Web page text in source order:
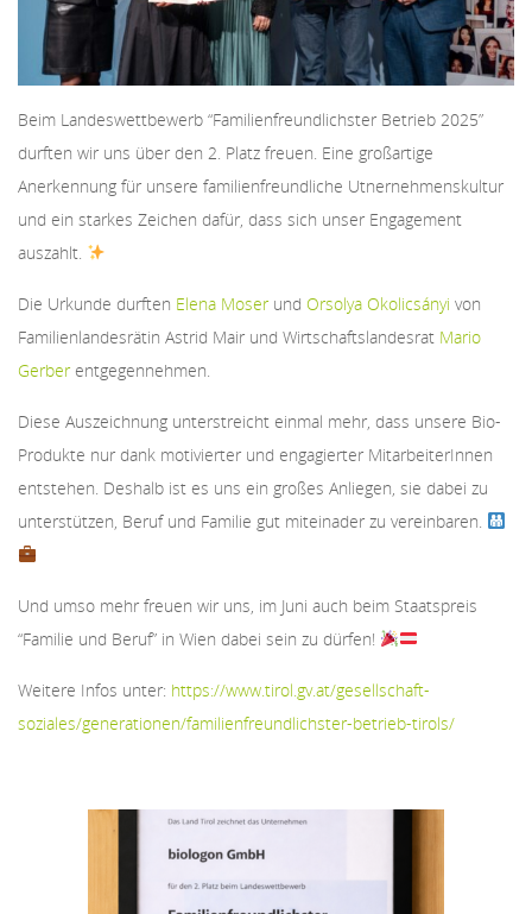
Beim Landeswettbewerb “Familienfreundlichster Betrieb 2025”
durften wir uns über den 2. Platz freuen. Eine großartige
Anerkennung für unsere familienfreundliche Utnernehmenskultur
und ein starkes Zeichen dafür, dass sich unser Engagement
auszahlt.
Die Urkunde durften Elena Moserund Orsolya Okolicsányi von
Familienlandesrätin Astrid Mair und Wirtschaftslandesrat Mario
Gerberentgegennehmen.
Diese Auszeichnung unterstreicht einmal mehr, dass unsere Bio-
Produkte nur dank motivierter und engagierter MitarbeiterInnen
entstehen. Deshalb ist es uns ein großes Anliegen, sie dabei zu
unterstützen, Beruf und Familie gut miteinader zu vereinbaren.
Und umso mehr freuen wir uns, im Juni auch beim Staatspreis
“Familie und Beruf” in Wien dabei sein zu dürfen!
Weitere Infos unter: https://www.tirol.gv.at/gesellschaft-
soziales/generationen/familienfreundlichster-betrieb-tirols/